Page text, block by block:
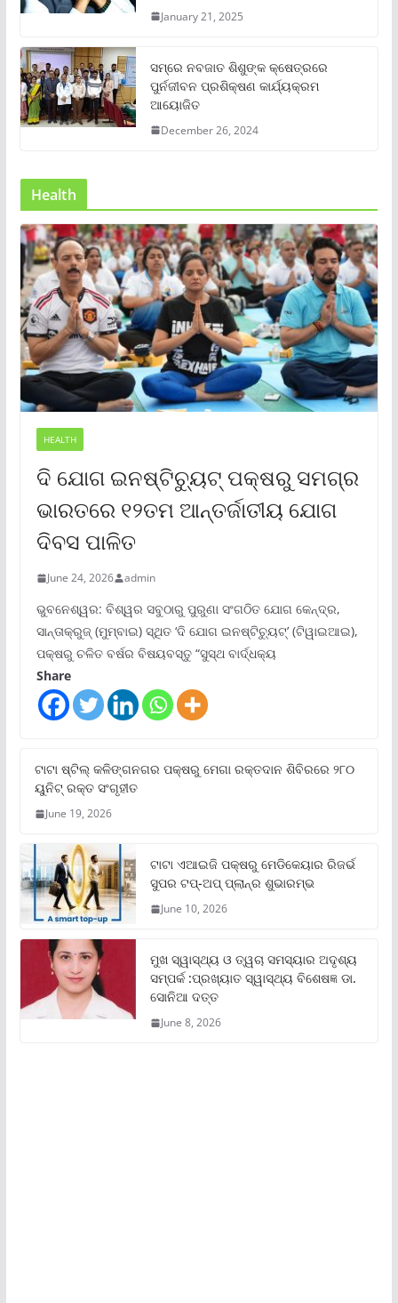
January 21, 2025
ସମ୍‌ରେ ନବଜାତ ଶିଶୁଙ୍କ କ୍ଷେତ୍ରରେ
ପୁର୍ନଜୀବନ ପ୍ରଶିକ୍ଷଣ କାର୍ଯ୍ୟକ୍ରମ
ଆୟୋଜିତ
December 26, 2024
Health
HEALTH
ଦି ଯୋଗ ଇନଷ୍ଟିଚ୍ୟୁଟ୍ ପକ୍ଷରୁ ସମଗ୍ର
ଭାରତରେ ୧୨ତମ ଆନ୍ତର୍ଜାତୀୟ ଯୋଗ
ଦିବସ ପାଳିତ
June 24, 2026 admin
ଭୁବନେଶ୍ୱର: ବିଶ୍ୱର ସବୁଠାରୁ ପୁରୁଣା ସଂଗଠିତ ଯୋଗ କେନ୍ଦ୍ର,
ସାନ୍ତାକ୍ରୁଜ୍ (ମୁମ୍ବାଇ) ସ୍ଥିତ ‘ଦି ଯୋଗ ଇନଷ୍ଟିଚ୍ୟୁଟ୍‌’ (ଟିୱାଇଆଇ),
ପକ୍ଷରୁ ଚଳିତ ବର୍ଷର ବିଷୟବସ୍ତୁ “ସୁସ୍ଥ ବାର୍ଦ୍ଧକ୍ୟ
Share
ଟାଟା ଷ୍ଟିଲ୍‌ କଳିଙ୍ଗନଗର ପକ୍ଷରୁ ମେଗା ରକ୍ତଦାନ ଶିବିରରେ ୨୮୦
ୟୁନିଟ୍‌ ରକ୍ତ ସଂଗୃହୀତ
June 19, 2026
ଟାଟା ଏଆଇଜି ପକ୍ଷରୁ ମେଡିକେୟାର ରିଜର୍ଭ
ସୁପର ଟପ୍‌-ଅପ୍ ପ୍ଲାନ୍‌ର ଶୁଭାରମ୍ଭ
June 10, 2026
ମୁଖ ସ୍ୱାସ୍ଥ୍ୟ ଓ ତ୍ୱଚା ସମସ୍ୟାର ଅଦୃଶ୍ୟ
ସମ୍ପର୍କ :ପ୍ରଖ୍ୟାତ ସ୍ୱାସ୍ଥ୍ୟ ବିଶେଷଜ୍ଞ ଡା.
ସୋନିଆ ଦତ୍ତ
June 8, 2026